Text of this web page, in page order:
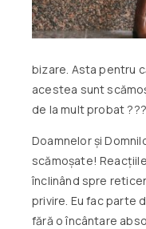
bizare. Asta pentru
acestea sunt
de la mult probat
Doamnelor și
scămoșate!
înclinând spre
privire. Eu fac parte
fără o încântare